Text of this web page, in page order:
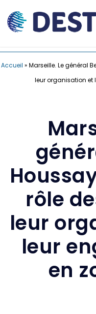
Accueil » Marseille. Le général
leur organisation et
rôle
leur
leur
en